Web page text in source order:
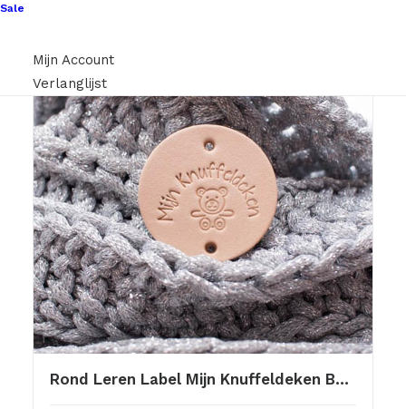
Sale
Mijn Account
Verlanglijst
Rond Leren Label Mijn Knuffeldeken Beertje